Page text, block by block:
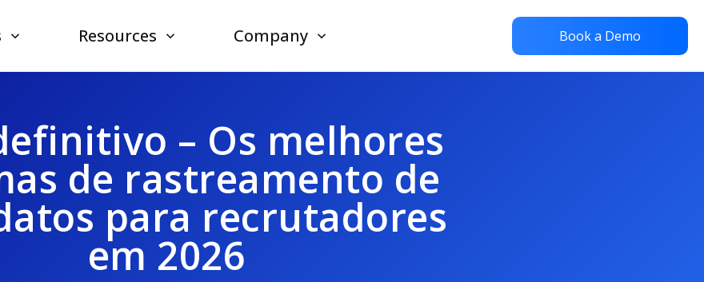
Resources Company Book a Demo
– Os melhores
de rastreamento de
para recrutadores
em 2026